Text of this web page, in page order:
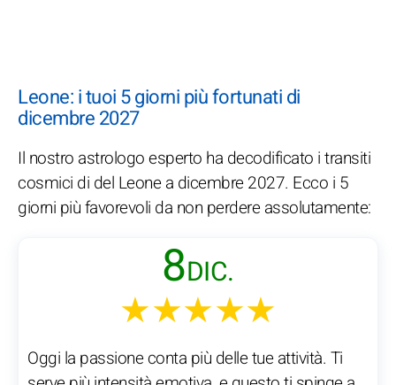
Leone: i tuoi 5 giorni più fortunati di
dicembre 2027
Il nostro astrologo esperto ha decodificato i transiti
cosmici di del Leone a dicembre 2027. Ecco i 5
giorni più favorevoli da non perdere assolutamente:
8DIC.
★★★★★
Oggi la passione conta più delle tue attività. Ti